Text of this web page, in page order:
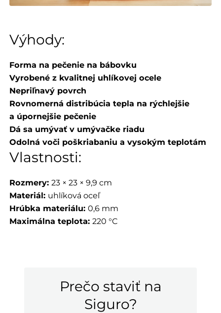
Výhody:
Forma na pečenie na bábovku
Vyrobené z kvalitnej uhlíkovej ocele
Nepriľnavý povrch
Rovnomerná distribúcia tepla na rýchlejšie
a úpornejšie pečenie
Dá sa umývať v umývačke riadu
Odolná voči poškriabaniu a vysokým teplotám
Vlastnosti:
Rozmery: 23 × 23 × 9,9 cm
Materiál: uhlíková oceľ
Hrúbka materiálu: 0,6 mm
Maximálna teplota: 220 °C
Prečo staviť na
Siguro?